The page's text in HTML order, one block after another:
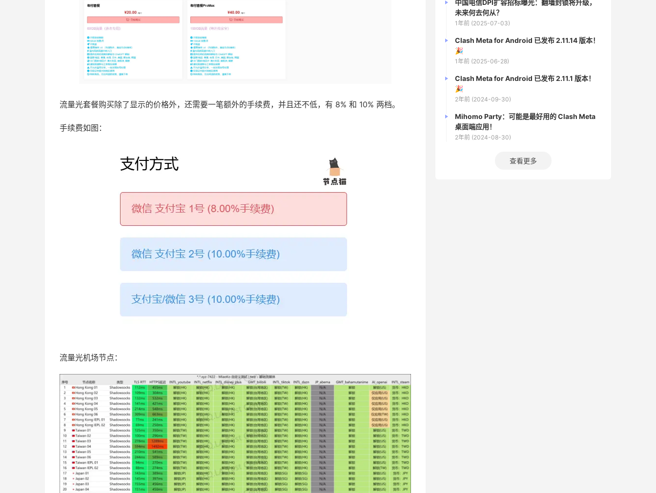
流量光套餐购买除了显示的价格外，还需要一笔额外的手续费，并且还不低，有 8% 和 10% 两档。
手续费如图：
流量光机场节点：
中国电信DPI扩容招标曝光：翻墙封锁将升级，
未来何去何从？
1年前 (2025-07-03)
Clash Meta for Android 已发布 2.11.14 版本！
🎉
1年前 (2025-06-28)
Clash Meta for Android 已发布 2.11.1 版本！
🎉
2年前 (2024-09-30)
Mihomo Party：可能是最好用的 Clash Meta
桌面端应用！
2年前 (2024-08-30)
查看更多